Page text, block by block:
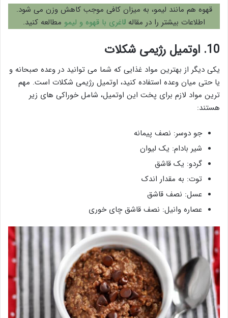
قهوه هم مانند لیمو، به میزان کافی موجب کاهش وزن می شود.
اطلاعات بیشتر را در مقاله لاغری با قهوه و لیمو مطالعه کنید.
10. اوتمیل رژیمی شکلات
یکی دیگر از بهترین مواد غذایی که شما می توانید در وعده صبحانه و
یا حتی میان وعده استفاده کنید، اوتمیل رژیمی شکلات است. مهم
ترین مواد لازم برای پخت این اوتمیل، شامل خوراکی های زیر
هستند:
جو دوسر: نصف پیمانه
شیر بادام: یک لیوان
گردو: یک قاشق
توت: به مقدار اندک
عسل: نصف قاشق
عصاره وانیل: نصف قاشق چای خوری